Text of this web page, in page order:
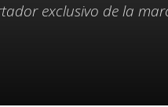
exclusivo de la